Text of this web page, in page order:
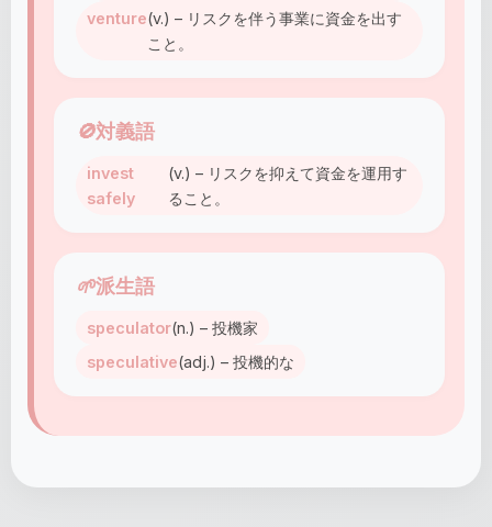
venture(v.) – リスクを伴う事業に資金を出す
こと。
🚫対義語
invest
safely
(v.) – リスクを抑えて資金を運用す
ること。
🌱派生語
speculator(n.) – 投機家
speculative(adj.) – 投機的な